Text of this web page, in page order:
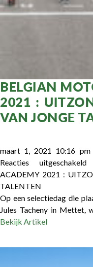
BELGIAN
2021 :
VAN JONGE
maart 1, 2021 10:16 pm
Reacties uitgeschakeld
ACADEMY 2021 :
TALENTEN
Op een selectiedag die
Jules Tacheny in Mettet,
Bekijk Artikel